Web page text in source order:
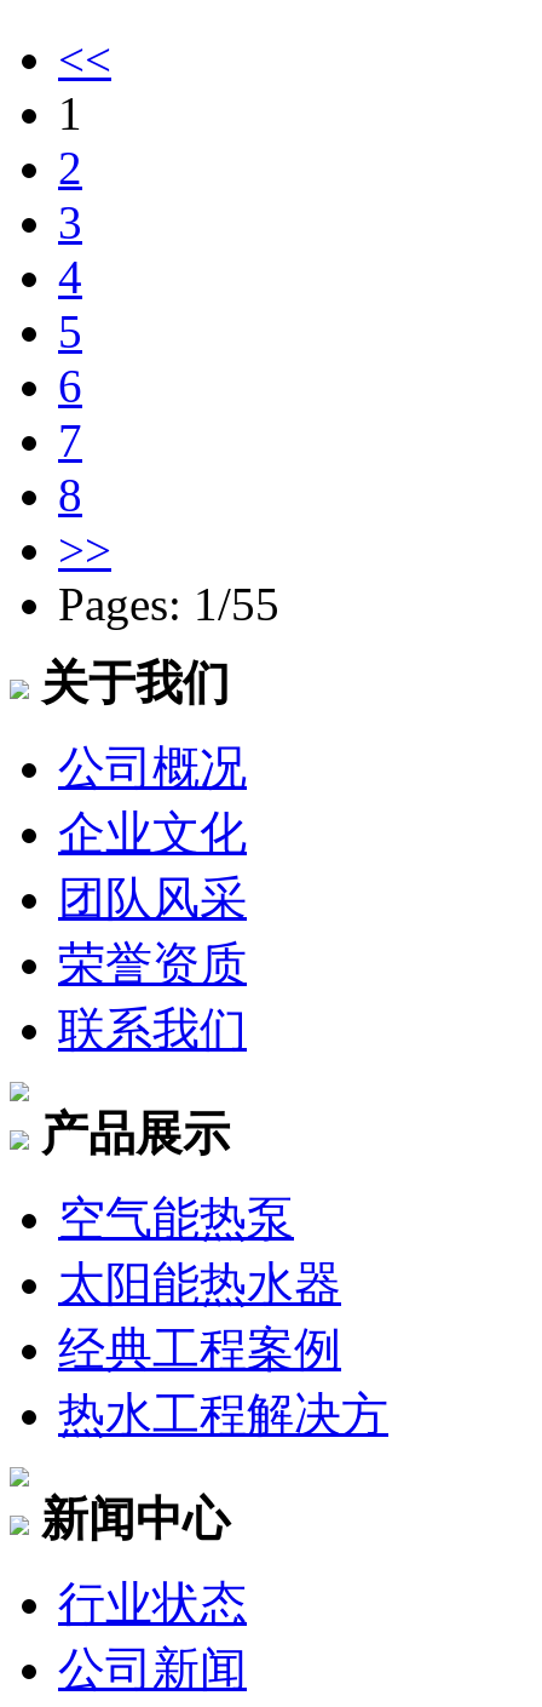
<<
1
2
3
4
5
6
7
8
>>
Pages: 1/55
关于我们
公司概况
企业文化
团队风采
荣誉资质
联系我们
产品展示
空气能热泵
太阳能热水器
经典工程案例
热水工程解决方
新闻中心
行业状态
公司新闻